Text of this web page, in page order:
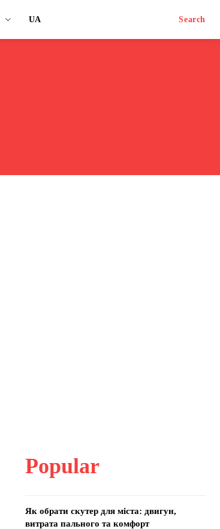
UA Search
Popular
Як обрати скутер для міста: двигун,
витрата пального та комфорт